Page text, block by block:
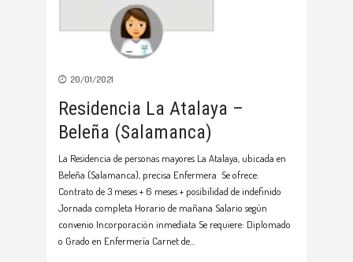
20/01/2021
Residencia La Atalaya –
Beleña (Salamanca)
La Residencia de personas mayores La Atalaya, ubicada en
Beleña (Salamanca), precisa Enfermera Se ofrece:
Contrato de 3 meses + 6 meses + posibilidad de indefinido
Jornada completa Horario de mañana Salario según
convenio Incorporación inmediata Se requiere: Diplomado
o Grado en Enfermería Carnet de